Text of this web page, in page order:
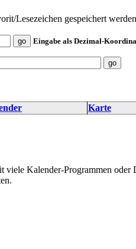
Lesezeichen gespeichert
Eingabe als Dezimal-
Karte
viele Kalender-Programmen oder